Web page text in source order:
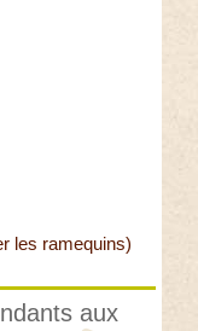
les ramequins)
aux